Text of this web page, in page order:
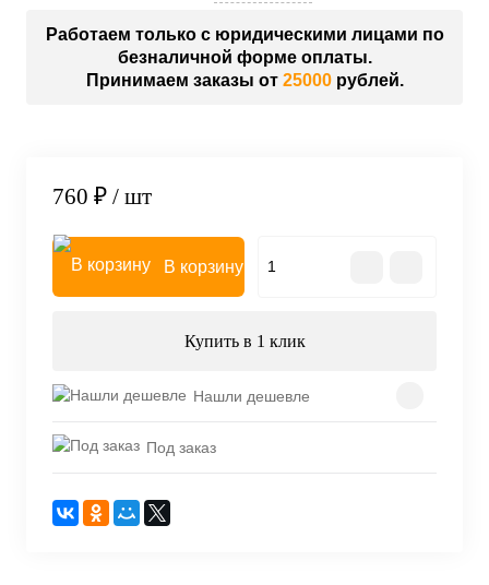
Работаем только с юридическими лицами по
безналичной форме оплаты.
Принимаем заказы от 25000рублей.
760 ₽ / шт
В корзину
Купить в 1 клик
Нашли дешевле
Под заказ